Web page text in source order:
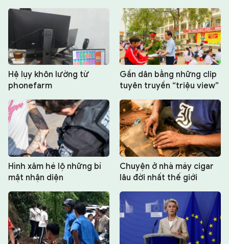
Hệ lụy khôn lường từ
phonefarm
Gần dân bằng những clip
tuyên truyền “triệu view”
Hình xăm hé lộ những bí
mật nhận diện
Chuyện ở nhà máy cigar
lâu đời nhất thế giới